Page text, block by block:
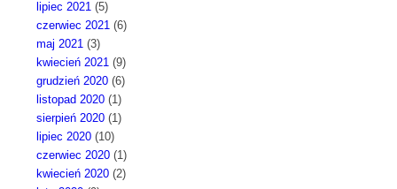
lipiec 2021 (5)
czerwiec 2021 (6)
maj 2021 (3)
kwiecień 2021 (9)
grudzień 2020(6)
listopad 2020(1)
sierpień 2020(1)
lipiec 2020(10)
czerwiec 2020(1)
kwiecień 2020(2)